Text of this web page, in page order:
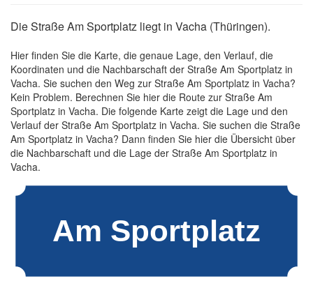
Die Straße Am Sportplatz liegt in Vacha (Thüringen).
Hier finden Sie die Karte, die genaue Lage, den Verlauf, die
Koordinaten und die Nachbarschaft der Straße Am Sportplatz in
Vacha. Sie suchen den Weg zur Straße Am Sportplatz in Vacha?
Kein Problem. Berechnen Sie hier die Route zur Straße Am
Sportplatz in Vacha. Die folgende Karte zeigt die Lage und den
Verlauf der Straße Am Sportplatz in Vacha. Sie suchen die Straße
Am Sportplatz in Vacha? Dann finden Sie hier die Übersicht über
die Nachbarschaft und die Lage der Straße Am Sportplatz in
Vacha.